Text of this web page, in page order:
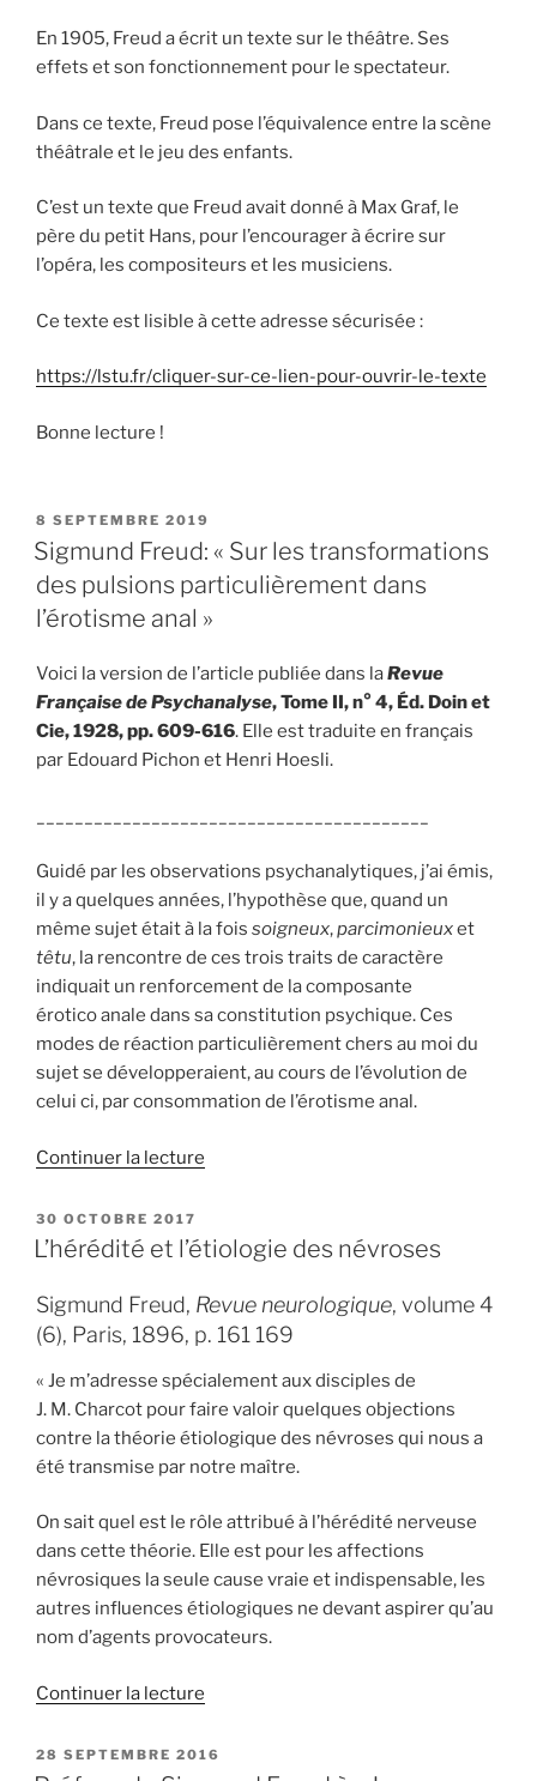
En 1905, Freud a écrit un texte sur le théâtre. Ses
effets et son fonctionnement pour le spectateur.
Dans ce texte, Freud pose l’équivalence entre la scène
théâtrale et le jeu des enfants.
C’est un texte que Freud avait donné à Max Graf, le
père du petit Hans, pour l’encourager à écrire sur
l’opéra, les compositeurs et les musiciens.
Ce texte est lisible à cette adresse sécurisée :
https://lstu.fr/cliquer-sur-ce-lien-pour-ouvrir-le-texte
Bonne lecture !
PUBLIÉ
LE
8 SEPTEMBRE 2019
Sigmund Freud: « Sur les transformations
des pulsions particulièrement dans
l’érotisme anal »
Voici la version de l’article publiée dans laRevue
Française de Psychanalyse, Tome II, n° 4, Éd. Doin et
Cie, 1928, pp. 609-616. Elle est traduite en français
par Edouard Pichon et Henri Hoesli.
Guidé par les observations psychanalytiques, j’ai émis,
il y a quelques années, l’hypothèse que, quand un
même sujet était à la fois soigneux,parcimonieuxet
têtu, la rencontre de ces trois traits de caractère
indiquait un renforcement de la composante
érotico anale dans sa constitution psychique. Ces
modes de réaction particulièrement chers au moi du
sujet se développeraient, au cours de l’évolution de
celui ci, par consommation de l’érotisme anal.
Continuer la lecture
«
les
transformations
pulsions
particulièrement
dans
l’érotisme
» »
PUBLIÉ
LE
30 OCTOBRE 2017
L’hérédité et l’étiologie des névroses
Sigmund Freud, Revue neurologique, volume 4
(6), Paris, 1896, p. 161 169
« Je m’adresse spécialement aux disciples de
J. M. Charcot pour faire valoir quelques objections
contre la théorie étiologique des névroses qui nous a
été transmise par notre maître.
On sait quel est le rôle attribué à l’hérédité nerveuse
dans cette théorie. Elle est pour les affections
névrosiques la seule cause vraie et indispensable, les
autres influences étiologiques ne devant aspirer qu’au
nom d’agents provocateurs.
Continuer la lecture
et
PUBLIÉ
LE
28 SEPTEMBRE 2016